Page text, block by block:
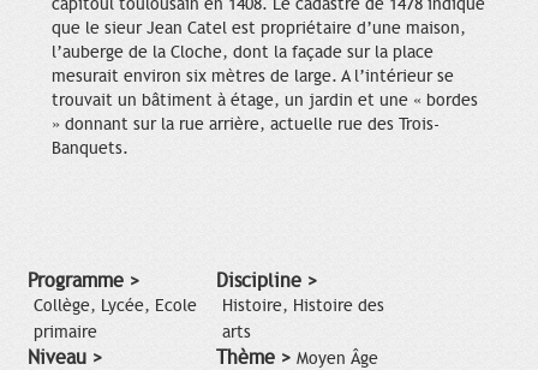
que le sieur Jean Catel est propriétaire d’une maison,
l’auberge de la Cloche, dont la façade sur la place
mesurait environ six mètres de large. A l’intérieur se
trouvait un bâtiment à étage, un jardin et une « bordes
» donnant sur la rue arrière, actuelle rue des Trois-
Banquets.
Programme >
Collège, Lycée, Ecole
primaire
Niveau >
Discipline >
Histoire, Histoire des
arts
Thème > Moyen Âge